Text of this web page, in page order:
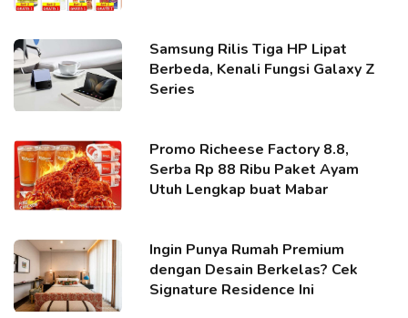
Samsung Rilis Tiga HP Lipat
Berbeda, Kenali Fungsi Galaxy Z
Series
Promo Richeese Factory 8.8,
Serba Rp 88 Ribu Paket Ayam
Utuh Lengkap buat Mabar
Ingin Punya Rumah Premium
dengan Desain Berkelas? Cek
Signature Residence Ini